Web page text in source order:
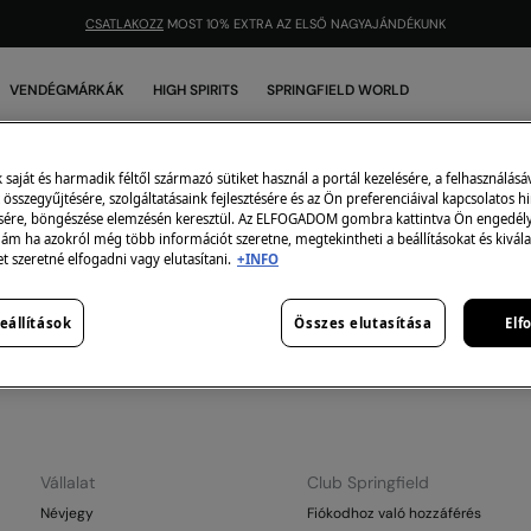
CSATLAKOZZ MOST 10% EXTRA AZ ELSŐ NAGYAJÁNDÉKUNK
VENDÉGMÁRKÁK HIGH SPIRITS SPRINGFIELD WORLD
2x7000 0darab
kategóriában jelenleg nincs termékünk
rengeteg átucikkünk van, amelyek megfelelhetnek
Vállalat
Névjegy
Club Springfield
Fiókodhoz való hozzáférés
és harmadik féltől származó sütiket használ a portál kezelésére, a
szolgáltatásaink fejlesztésére és az Ön preferenciáival kapcsolatos
böngészése elemzésén keresztül. Az ELFOGADOM gombra kattintva Ön
ám ha azokról még több információt szeretne, megtekintheti a beállításokat és
szeretné elfogadni vagy elutasítani. +INFO
Összes elutasítása